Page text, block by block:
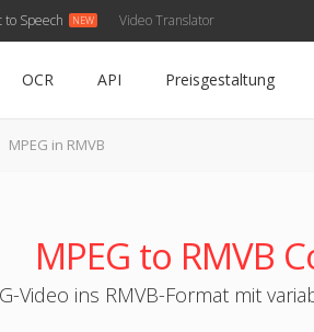
to Speech Video Translator
OCR API Preisgestaltung
MPEG in RMVB
MPEG to RMVB
Video ins RMVB-Format mit